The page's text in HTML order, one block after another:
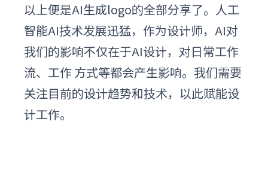
以上便是AI生成logo的全部分享了。人工
智能AI技术发展迅猛，作为设计师，AI对
我们的影响不仅在于AI设计，对日常工作
流、工作 方式等都会产生影响。我们需要
关注目前的设计趋势和技术，以此赋能设
计工作。